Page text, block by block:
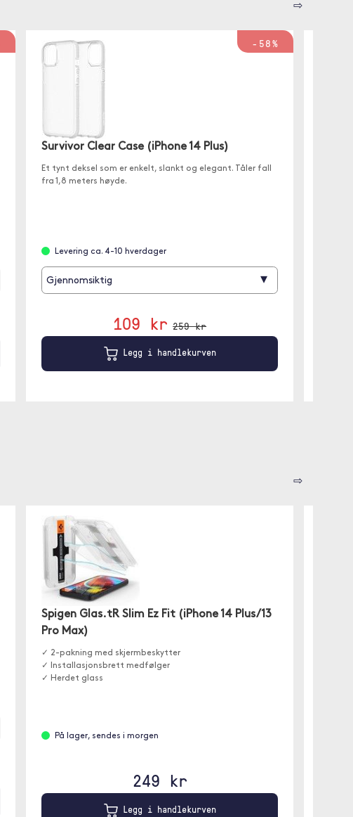
⇨
-58%
Survivor Clear Case (iPhone 14 Plus)
Et tynt deksel som er enkelt, slankt og elegant. Tåler fall
fra 1,8 meters høyde.
Levering ca. 4-10 hverdager
Gjennomsiktig ▾
109 kr 259 kr
Legg i handlekurven
⇨
Spigen Glas.tR Slim Ez Fit (iPhone 14 Plus/13
Pro Max)
✓ 2-pakning med skjermbeskytter
✓ Installasjonsbrett medfølger
✓ Herdet glass
På lager, sendes i morgen
249 kr
Legg i handlekurven